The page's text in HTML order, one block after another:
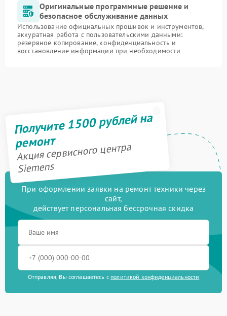
Оригинальные программные решение и
безопасное обслуживание данных
Использование официальных прошивок и инструментов,
аккуратная работа с пользовательскими данными:
резервное копирование, конфиденциальность и
восстановление информации при необходимости
Получите 1500 рублей на
ремонт
Акция сервисного центра
Siemens
При оформлении заявки на ремонт техники через
сайт,
действует персональная бессрочная скидка
Отправляя, Вы соглашаетесь с политикой конфиденциальности